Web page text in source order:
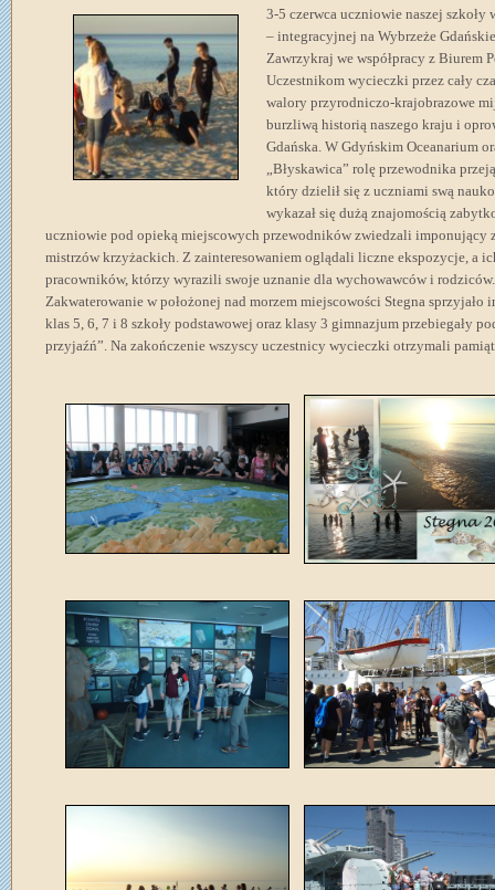
3-5 czerwca uczniowie naszej
– integracyjnej na Wybrzeże
Zawrzykraj we współpracy z Biurem
Uczestnikom wycieczki przez cały
walory przyrodniczo-krajobrazowe
burzliwą historią naszego kraju i
Gdańska. W Gdyńskim Oceanarium
„Błyskawica” rolę przewodnika
który dzielił się z uczniami swą
wykazał się dużą znajomością
uczniowie pod opieką miejscowych przewodników zwiedzali imponujący
mistrzów krzyżackich. Z zainteresowaniem oglądali liczne ekspozycje, a
pracowników, którzy wyrazili swoje uznanie dla wychowawców i rodziców.
Zakwaterowanie w położonej nad morzem miejscowości Stegna
klas 5, 6, 7 i 8 szkoły podstawowej oraz klasy 3 gimnazjum przebiegały
przyjaźń”. Na zakończenie wszyscy uczestnicy wycieczki otrzymali